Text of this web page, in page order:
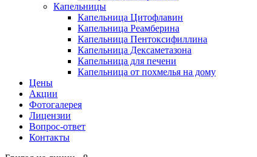
Капельницы
Капельница Цитофлавин
Капельница Реамберина
Капельница Пентоксифиллина
Капельница Дексаметазона
Капельница для печени
Капельница от похмелья на дому
Цены
Акции
Фотогалерея
Лицензии
Вопрос-ответ
Контакты